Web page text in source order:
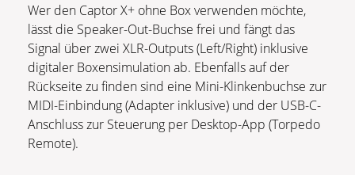
Wer den Captor X+ ohne Box verwenden möchte,
lässt die Speaker-Out-Buchse frei und fängt das
Signal über zwei XLR-Outputs (Left/Right) inklusive
digitaler Boxensimulation ab. Ebenfalls auf der
Rückseite zu finden sind eine Mini-Klinkenbuchse zur
MIDI-Einbindung (Adapter inklusive) und der USB-C-
Anschluss zur Steuerung per Desktop-App (Torpedo
Remote).